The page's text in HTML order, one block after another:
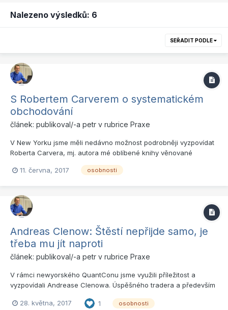
Nalezeno výsledků: 6
SEŘADIT PODLE
S Robertem Carverem o systematickém
obchodování
článek: publikoval/-a petr v rubrice Praxe
V New Yorku jsme měli nedávno možnost podrobněji vyzpovídat
Roberta Carvera, mj. autora mé oblíbené knihy věnované
tradera, který má za sebou i kariéru manažera portfolia v rámci
st...
11. června, 2017 osobnosti
Andreas Clenow: Štěstí nepřijde samo, je
třeba mu jít naproti
článek: publikoval/-a petr v rubrice Praxe
V rámci newyorského QuantConu jsme využili příležitost a
vyzpovídali Andrease Clenowa. Úspěšného tradera a především
devítimístný kapitál z části s pomocí modelů, které Andreas
28. května, 2017 1 osobnosti